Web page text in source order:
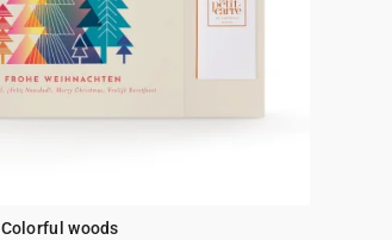
Colorful woods